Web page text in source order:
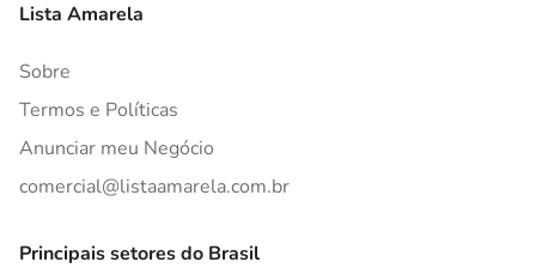
Lista Amarela
Sobre
Termos e Políticas
Anunciar meu Negócio
comercial@listaamarela.com.br
Principais setores do Brasil